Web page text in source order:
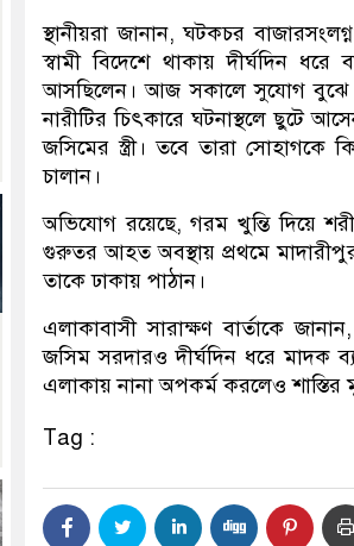
স্থানীয়রা জানান, ঘটকচর
স্বামী বিদেশে থাকায় দীর্ঘদিন
আসছিলেন। আজ সকালে সুযোগ বুঝে
নারীটির চিৎকারে ঘটনাস্থলে ছুটে
জসিমের স্ত্রী। তবে তারা
চালান।
অভিযোগ রয়েছে, গরম খুন্তি দিয়ে
গুরুতর আহত অবস্থায় প্রথমে
তাকে ঢাকায় পাঠান।
এলাকাবাসী সারাক্ষণ বার্তাকে
জসিম সরদারও দীর্ঘদিন ধরে মাদক
এলাকায় নানা অপকর্ম করলেও শাস্তির
Tag :